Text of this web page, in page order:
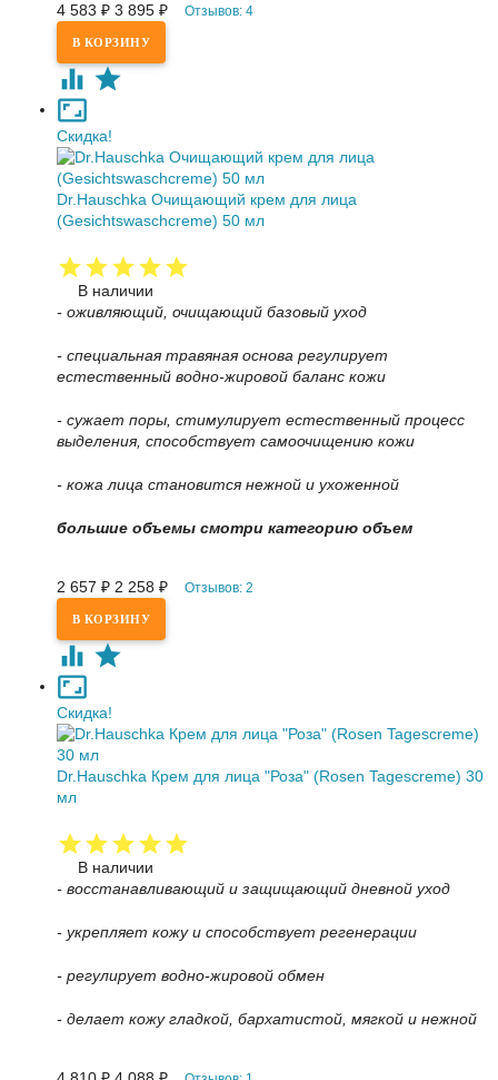
4 583 ₽ 3 895 ₽ Отзывов: 4
Скидка!
Dr.Hauschka Очищающий крем для лица
(Gesichtswaschcreme) 50 мл
В наличии
- оживляющий, очищающий базовый уход
- специальная травяная основа регулирует
естественный водно-жировой баланс кожи
- сужает поры, стимулирует естественный процесс
выделения, способствует самоочищению кожи
- кожа лица становится нежной и ухоженной
большие объемы смотри категорию объем
2 657 ₽ 2 258 ₽ Отзывов: 2
Скидка!
Dr.Hauschka Крем для лица "Роза" (Rosen Tagescreme) 30
мл
В наличии
- восстанавливающий и защищающий дневной уход
- укрепляет кожу и способствует регенерации
- регулирует водно-жировой обмен
- делает кожу гладкой, бархатистой, мягкой и нежной